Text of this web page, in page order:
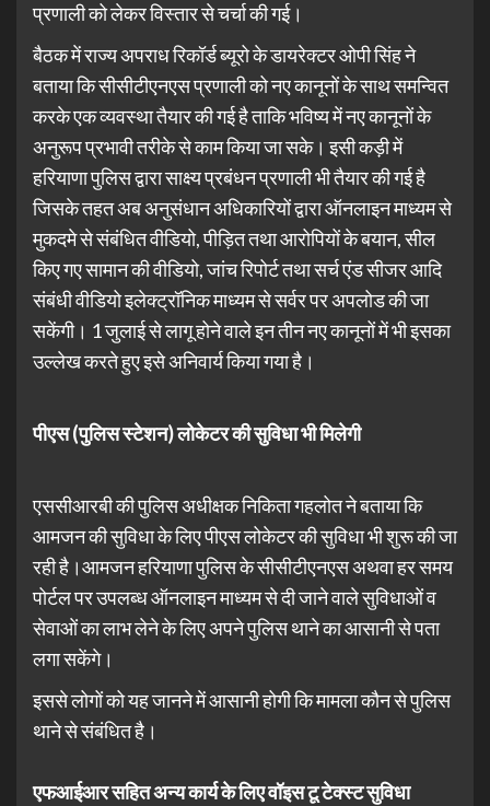
प्रणाली को लेकर विस्तार से चर्चा की गई।
बैठक में राज्य अपराध रिकॉर्ड ब्यूरो के डायरेक्टर ओपी सिंह ने
बताया कि सीसीटीएनएस प्रणाली को नए कानूनों के साथ समन्वित
करके एक व्यवस्था तैयार की गई है ताकि भविष्य में नए कानूनों के
अनुरूप प्रभावी तरीके से काम किया जा सके। इसी कड़ी में
हरियाणा पुलिस द्वारा साक्ष्य प्रबंधन प्रणाली भी तैयार की गई है
जिसके तहत अब अनुसंधान अधिकारियों द्वारा ऑनलाइन माध्यम से
मुकदमे से संबंधित वीडियो, पीड़ित तथा आरोपियों के बयान, सील
किए गए सामान की वीडियो, जांच रिपोर्ट तथा सर्च एंड सीजर आदि
संबंधी वीडियो इलेक्ट्रॉनिक माध्यम से सर्वर पर अपलोड की जा
सकेंगी। 1 जुलाई से लागू होने वाले इन तीन नए कानूनों में भी इसका
उल्लेख करते हुए इसे अनिवार्य किया गया है।
पीएस(पुलिसस्टेशन)लोकेटरकीसुविधाभीमिलेगी
एससीआरबी की पुलिस अधीक्षक निकिता गहलोत ने बताया कि
आमजन की सुविधा के लिए पीएस लोकेटर की सुविधा भी शुरू की जा
रही है।आमजन हरियाणा पुलिस के सीसीटीएनएस अथवा हर समय
पोर्टल पर उपलब्ध ऑनलाइन माध्यम से दी जाने वाले सुविधाओं व
सेवाओं का लाभ लेने के लिए अपने पुलिस थाने का आसानी से पता
लगा सकेंगे।
इससे लोगों को यह जानने में आसानी होगी कि मामला कौन से पुलिस
थाने से संबंधित है।
एफआईआरसहितअन्यकार्यकेलिएवॉइसटूटेक्स्टसुविधा